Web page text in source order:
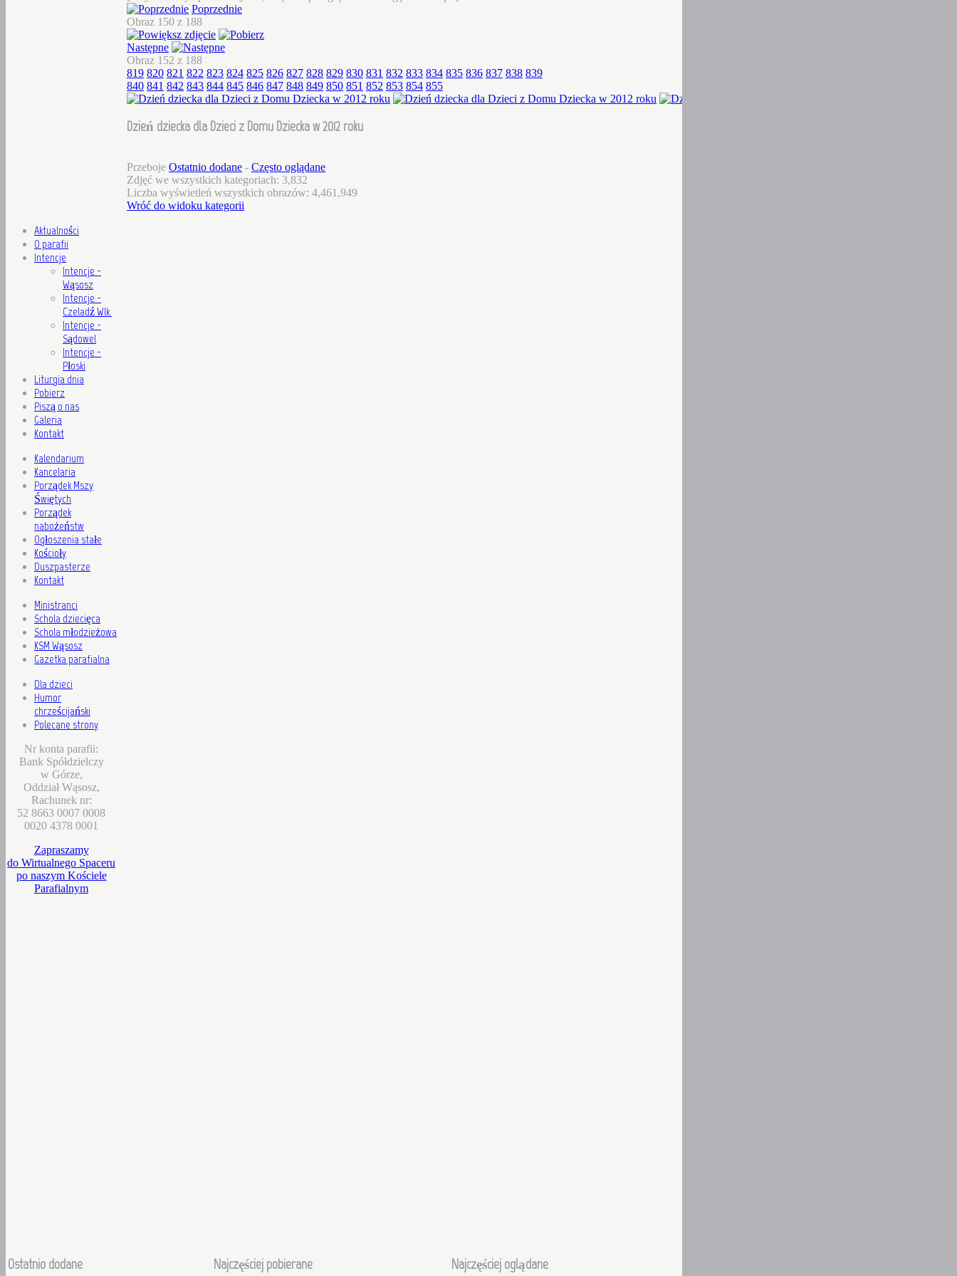
Poprzednie
Obraz 150 z 188
Następne
Obraz 152 z 188
819 820 821 822 823 824 825 826 827 828 829 830 831 832 833 834 835 836 837 838 839
840 841 842 843 844 845 846 847 848 849 850 851 852 853 854 855
Dzień dziecka dla Dzieci z Domu Dziecka w 2012 roku
Przeboje Ostatnio dodane - Często oglądane
Zdjęć we wszystkich kategoriach: 3,832
Liczba wyświetleń wszystkich obrazów: 4,461,949
Wróć do widoku kategorii
Aktualności
O parafii
Intencje
Intencje -
Wąsosz
Intencje -
Czeladź Wlk.
Intencje -
Sądowel
Intencje -
Płoski
Liturgia dnia
Pobierz
Piszą o nas
Galeria
Kontakt
Kalendarium
Kancelaria
Porządek Mszy
Świętych
Porządek
nabożeństw
Ogłoszenia stałe
Kościoły
Duszpasterze
Kontakt
Ministranci
Schola dziecięca
Schola młodzieżowa
KSM Wąsosz
Gazetka parafialna
Dla dzieci
Humor
chrześcijański
Polecane strony
Nr konta parafii:
Bank Spółdzielczy
w Górze,
Oddział Wąsosz,
Rachunek nr:
52 8663 0007 0008
0020 4378 0001
Zapraszamy
do Wirtualnego Spaceru
po naszym Kościele
Parafialnym
Ostatnio dodane Najczęściej pobierane Najczęściej oglądane